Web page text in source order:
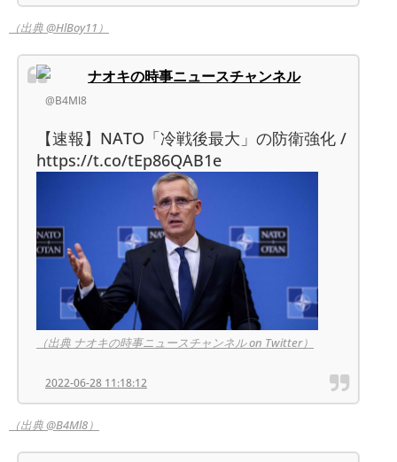
（出典 @HlBoy11）
ナオキの時事ニュースチャンネル
@B4Ml8
【速報】NATO「冷戦後最大」の防衛強化 /
https://t.co/tEp86QAB1e
（出典 ナオキの時事ニュースチャンネル on Twitter）
2022-06-28 11:18:12
（出典 @B4Ml8）